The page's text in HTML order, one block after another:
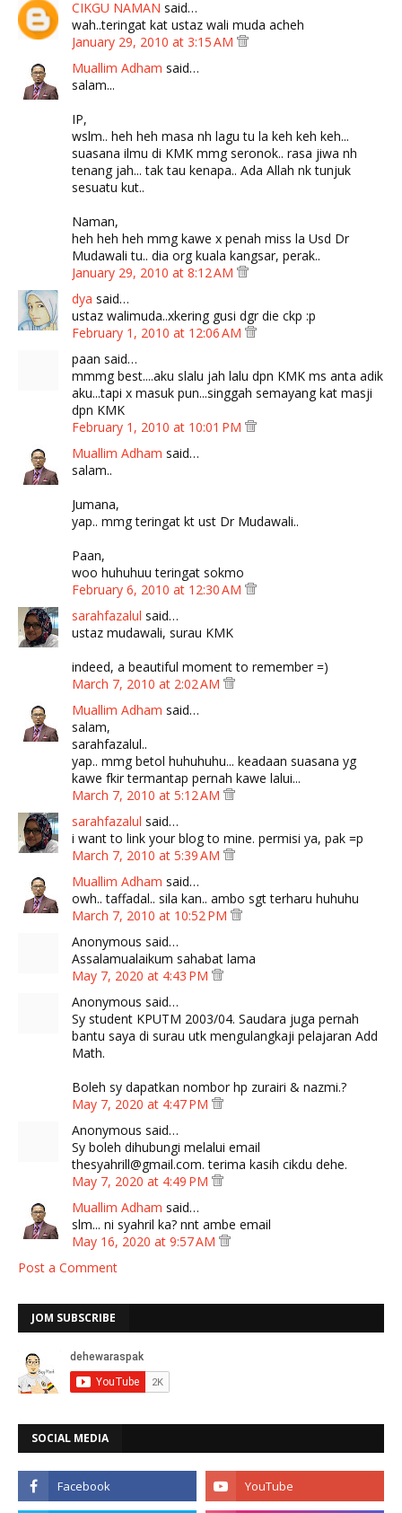
CIKGU NAMAN said…
wah..teringat kat ustaz wali muda acheh
January 29, 2010 at 3:15 AM
Muallim Adham said…
salam...
IP,
wslm.. heh heh masa nh lagu tu la keh keh keh...
suasana ilmu di KMK mmg seronok.. rasa jiwa nh
tenang jah... tak tau kenapa.. Ada Allah nk tunjuk
sesuatu kut..
Naman,
heh heh heh mmg kawe x penah miss la Usd Dr
Mudawali tu.. dia org kuala kangsar, perak..
January 29, 2010 at 8:12 AM
dya said…
ustaz walimuda..xkering gusi dgr die ckp :p
February 1, 2010 at 12:06 AM
paan said…
mmmg best....aku slalu jah lalu dpn KMK ms anta adik
aku...tapi x masuk pun...singgah semayang kat masji
dpn KMK
February 1, 2010 at 10:01 PM
Muallim Adham said…
salam..
Jumana,
yap.. mmg teringat kt ust Dr Mudawali..
Paan,
woo huhuhuu teringat sokmo
February 6, 2010 at 12:30 AM
sarahfazalul said…
ustaz mudawali, surau KMK
indeed, a beautiful moment to remember =)
March 7, 2010 at 2:02 AM
Muallim Adham said…
salam,
sarahfazalul..
yap.. mmg betol huhuhuhu... keadaan suasana yg
kawe fkir termantap pernah kawe lalui...
March 7, 2010 at 5:12 AM
sarahfazalul said…
i want to link your blog to mine. permisi ya, pak =p
March 7, 2010 at 5:39 AM
Muallim Adham said…
owh.. taffadal.. sila kan.. ambo sgt terharu huhuhu
March 7, 2010 at 10:52 PM
Anonymous said…
Assalamualaikum sahabat lama
May 7, 2020 at 4:43 PM
Anonymous said…
Sy student KPUTM 2003/04. Saudara juga pernah
bantu saya di surau utk mengulangkaji pelajaran Add
Math.
Boleh sy dapatkan nombor hp zurairi & nazmi.?
May 7, 2020 at 4:47 PM
Anonymous said…
Sy boleh dihubungi melalui email
thesyahrill@gmail.com. terima kasih cikdu dehe.
May 7, 2020 at 4:49 PM
Muallim Adham said…
slm... ni syahril ka? nnt ambe email
May 16, 2020 at 9:57 AM
Post a Comment
JOM SUBSCRIBE
SOCIAL MEDIA